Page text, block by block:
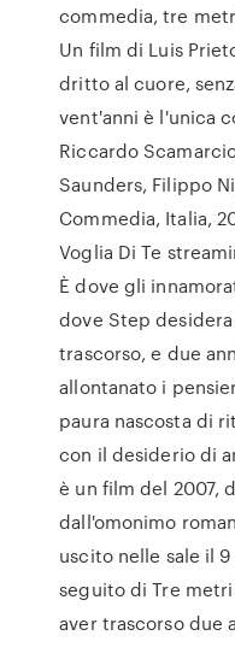
commedia, tre
Un film di Luis
dritto al cuore,
vent'anni è l'unica
Riccardo
Saunders, Filippo
Commedia, Italia,
Voglia Di Te
È dove gli
dove Step
trascorso, e due
allontanato i
paura nascosta di
con il desiderio di
è un film del 2007,
dall'omonimo
uscito nelle sale il
seguito di Tre
aver trascorso due